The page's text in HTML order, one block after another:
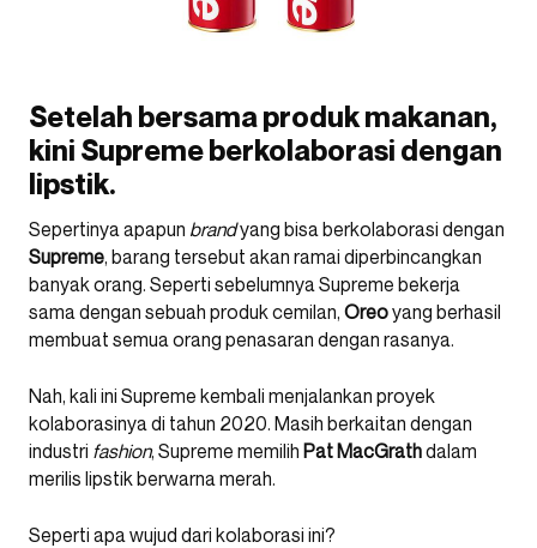
Setelah bersama produk makanan,
kini Supreme berkolaborasi dengan
lipstik.
Sepertinya apapun brandyang bisa berkolaborasi dengan
Supreme, barang tersebut akan ramai diperbincangkan
banyak orang. Seperti sebelumnya Supreme bekerja
sama dengan sebuah produk cemilan, Oreoyang berhasil
membuat semua orang penasaran dengan rasanya.
Nah, kali ini Supreme kembali menjalankan proyek
kolaborasinya di tahun 2020. Masih berkaitan dengan
industri fashion, Supreme memilih Pat MacGrathdalam
merilis lipstik berwarna merah.
Seperti apa wujud dari kolaborasi ini?